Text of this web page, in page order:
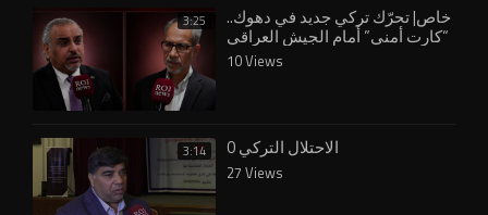
3:25 خاص| تحرّك تركي جديد في دهوك..
“كارت أمني” أمام الجيش العراقي
10 Views
3:14 الاحتلال التركي 0
27 Views